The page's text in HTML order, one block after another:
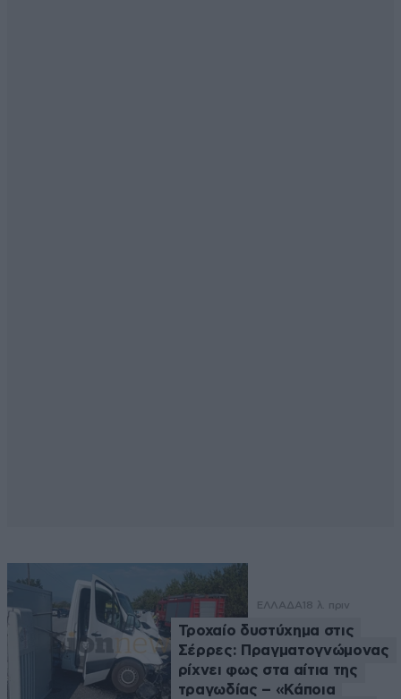
ΕΛΛΑΔΑ 18 λ. πριν
Τροχαίο δυστύχημα στις
Σέρρες: Πραγματογνώμονας
ρίχνει φως στα αίτια της
τραγωδίας – «Κάποια